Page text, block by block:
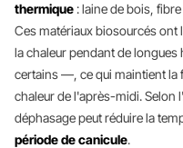
thermique: laine de bois,
Ces matériaux biosourcés ont
la chaleur pendant de
certains —, ce qui maintient la
chaleur de l'après-midi. Selon
déphasage peut réduire la
période de canicule.